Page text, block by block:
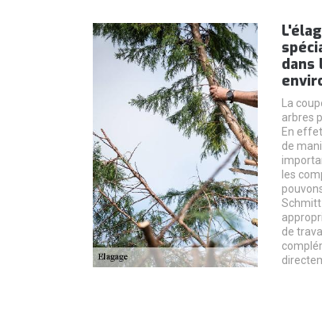
dans
La
arbres
En
de
les
Schmitt
de